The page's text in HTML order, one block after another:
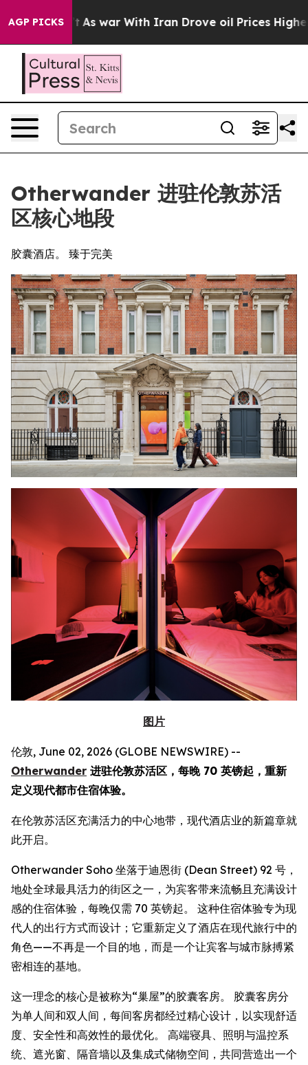
AGP PICKSAs war With Iran Drove oil Prices Higher,
Otherwander 进驻伦敦苏活
区核心地段
胶囊酒店。 臻于完美
图片
伦敦, June 02, 2026 (GLOBE NEWSWIRE) --
Otherwander 进驻伦敦苏活区，每晚 70 英镑起，重新
定义现代都市住宿体验。
在伦敦苏活区充满活力的中心地带，现代酒店业的新篇章就
此开启。
Otherwander Soho 坐落于迪恩街 (Dean Street) 92 号，
地处全球最具活力的街区之一，为宾客带来流畅且充满设计
感的住宿体验，每晚仅需 70 英镑起。 这种住宿体验专为现
代人的出行方式而设计；它重新定义了酒店在现代旅行中的
角色——不再是一个目的地，而是一个让宾客与城市脉搏紧
密相连的基地。
这一理念的核心是被称为“巢屋”的胶囊客房。 胶囊客房分
为单人间和双人间，每间客房都经过精心设计，以实现舒适
度、安全性和高效性的最优化。 高端寝具、照明与温控系
统、遮光窗、隔音墙以及集成式储物空间，共同营造出一个